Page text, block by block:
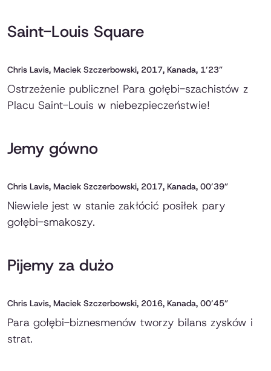
Saint-Louis Square
Chris Lavis, Maciek Szczerbowski, 2017, Kanada, 1’23”
Ostrzeżenie publiczne! Para gołębi-szachistów z
Placu Saint-Louis w niebezpieczeństwie!
Jemy gówno
Chris Lavis, Maciek Szczerbowski, 2017, Kanada, 00’39”
Niewiele jest w stanie zakłócić posiłek pary
gołębi-smakoszy.
Pijemy za dużo
Chris Lavis, Maciek Szczerbowski, 2016, Kanada, 00’45”
Para gołębi-biznesmenów tworzy bilans zysków i
strat.